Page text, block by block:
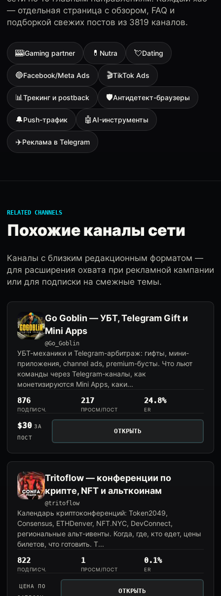
— отдельная страница с обзором, FAQ и
подборкой свежих постов из 3819 каналов.
🎰iGaming partner 💊 Nutra 💘Dating
🔵Facebook/Meta Ads 🎬TikTok Ads
📊Трекинг и postback 🛡Антидетект-браузеры
🔔Push-трафик 🤖AI-инструменты
✈️Реклама в Telegram
RELATED CHANNELS
Похожие каналы сети
Каналы с близким редакционным форматом —
для расширения охвата при рекламной кампании
или для подписки на смежные темы.
Go Goblin — УБТ, Telegram Gift и
Mini Apps
@Go_Goblin
УБТ-механики и Telegram-арбитраж: гифты, мини-
приложения, channel ads, premium-бусты. Что льют
команды через Telegram-каналы, как
монетизируются Mini Apps, каки...
876
ПОДПИСЧ.
217
ПРОСМ/ПОСТ
24.8%
ER
$30 ЗА
ПОСТ
ОТКРЫТЬ
Tritoflow — конференции по
крипте, NFT и альткоинам
@tritoflow
Календарь криптоконференций: Token2049,
Consensus, ETHDenver, NFT.NYC, DevConnect,
региональные альт-ивенты. Когда, где, кто едет, цены
билетов, что готовить. Т...
822
ПОДПИСЧ.
1
ПРОСМ/ПОСТ
0.1%
ER
ЦЕНА ПО
ОТКРЫТЬ